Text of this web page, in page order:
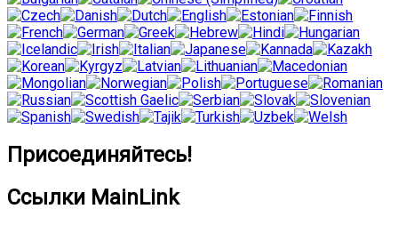
Присоединяйтесь!
Ссылки MainLink